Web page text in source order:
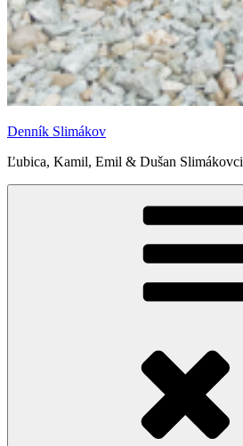
Denník Slimákov
Ľubica, Kamil, Emil & Dušan Slimákovci